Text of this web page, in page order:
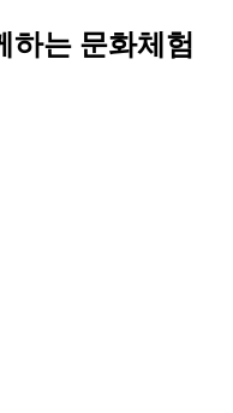
하는 문화체험